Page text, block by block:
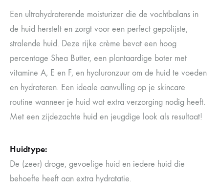
Een ultrahydraterende moisturizer die de vochtbalans in
de huid herstelt en zorgt voor een perfect gepolijste,
stralende huid. Deze rijke crème bevat een hoog
percentage Shea Butter, een plantaardige boter met
vitamine A, E en F, en hyaluronzuur om de huid te voeden
en hydrateren. Een ideale aanvulling op je skincare
routine wanneer je huid wat extra verzorging nodig heeft.
Met een zijdezachte huid en jeugdige look als resultaat!
Huidtype:
De (zeer) droge, gevoelige huid en iedere huid die
behoefte heeft aan extra hydratatie.